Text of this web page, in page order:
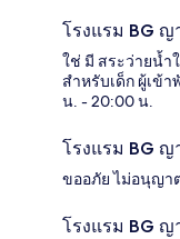
โรงแรม BG ญ
ใช่ มี สระว่ายน้ำ
สำหรับเด็ก ผู้เข้
น. - 20:00 น.
โรงแรม BG ญ
ขออภัย ไม่อนุญา
โรงแรม BG